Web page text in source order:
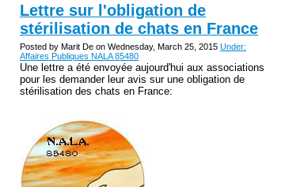
Lettre sur l'obligation de
stérilisation de chats en France
Posted by Marit De on Wednesday, March 25, 2015 Under:
Affaires Publiques NALA 85480
Une lettre a été envoyée aujourd'hui aux associations
pour les demander leur avis sur une obligation de
stérilisation des chats en France: